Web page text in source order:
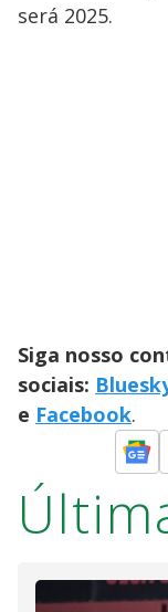
será 2025.
Siga nosso
sociais:
e Facebook.